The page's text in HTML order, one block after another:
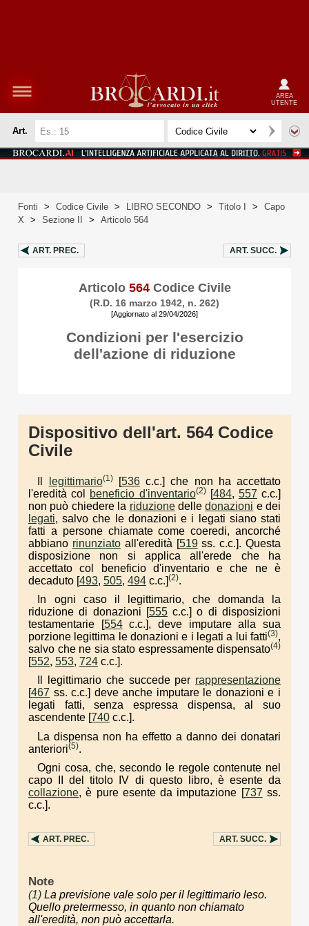
AREA
UTENTE
Art.
Fonti > Codice Civile > LIBRO SECONDO > Titolo I >
Capo
X
> Sezione II > Articolo 564
ART. PREC. ART. SUCC.
Articolo 564Codice Civile
(R.D. 16 marzo 1942, n. 262)
[Aggiornato al 29/04/2026]
Condizioni per l'esercizio
dell'azione di riduzione
Dispositivo dell'art. 564 Codice
Civile
legittimario(1)[536c.c.] che non ha accettato
l'eredità col beneficio d'inventario(2)[484, 557 c.c.]
non può chiedere la riduzionedelledonazioni e dei
legati, salvo che le donazioni e i legati siano stati
fatti a persone chiamate come coeredi, ancorché
abbiano rinunziatoall'eredità [519ss. c.c.]. Questa
disposizione non si applica all'erede che ha
accettato col beneficio d'inventario e che ne è
decaduto [493, 505, 494 c.c.](2).
In ogni caso il legittimario, che domanda la
riduzione di donazioni [555c.c.] o di disposizioni
testamentarie [554c.c.], deve imputare alla sua
porzione legittima le donazioni e i legati a lui fatti(3),
salvo che ne sia stato espressamente dispensato(4)
[552, 553, 724 c.c.].
Il legittimario che succede per rappresentazione
[467 ss. c.c.] deve anche imputare le donazioni e i
legati fatti, senza espressa dispensa, al suo
ascendente [740 c.c.].
La dispensa non ha effetto a danno dei donatari
anteriori(5).
Ogni cosa, che, secondo le regole contenute nel
capo II del titolo IV di questo libro, è esente da
collazione, è pure esente da imputazione [737 ss.
c.c.].
ART. PREC. ART. SUCC.
Note
(1) La previsione vale solo per il legittimario leso.
Quello pretermesso, in quanto non chiamato
all'eredità, non può accettarla.